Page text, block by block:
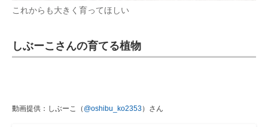
これからも大きく育ってほしい
しぶーこさんの育てる植物
動画提供：しぶーこ（ @oshibu_ko2353）さん